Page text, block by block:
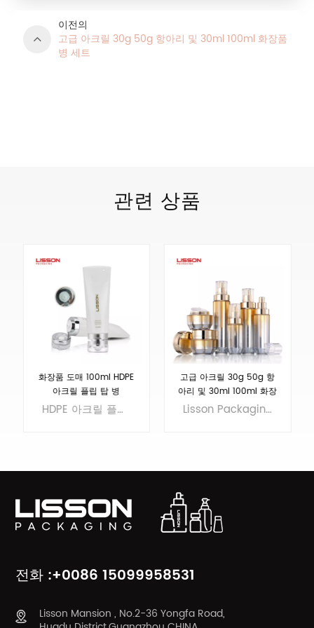
이전의
고급 아크릴 30g 50g 항아리 및 30ml 100ml 화장품
병 세트
관련 상품
화장품 도매 100ml HDPE
아크릴 플립 탑 병
HDPE 아크릴 플립 탑 병. 이 다용도 병은 로션, 크림, 세럼 등을 포함한 다양한 화장품에 적합합니다. MOQ10000개,지금 주문하세요!
고급 아크릴 30g 50g 항
아리 및 30ml 100ml 화장
품 병 세트
Lisson Packaging은 스킨케어에 적합한 아크릴 병 및 단지를 만들기 위한 20개 이상의 생산 라인을 보유하고 있습니다.
전화 :+0086 15099958531
Lisson Mansion , No.2-36 Yongfa Road,